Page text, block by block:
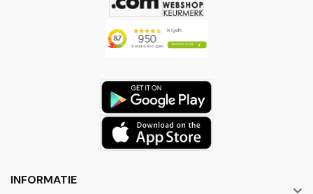
INFORMATIE